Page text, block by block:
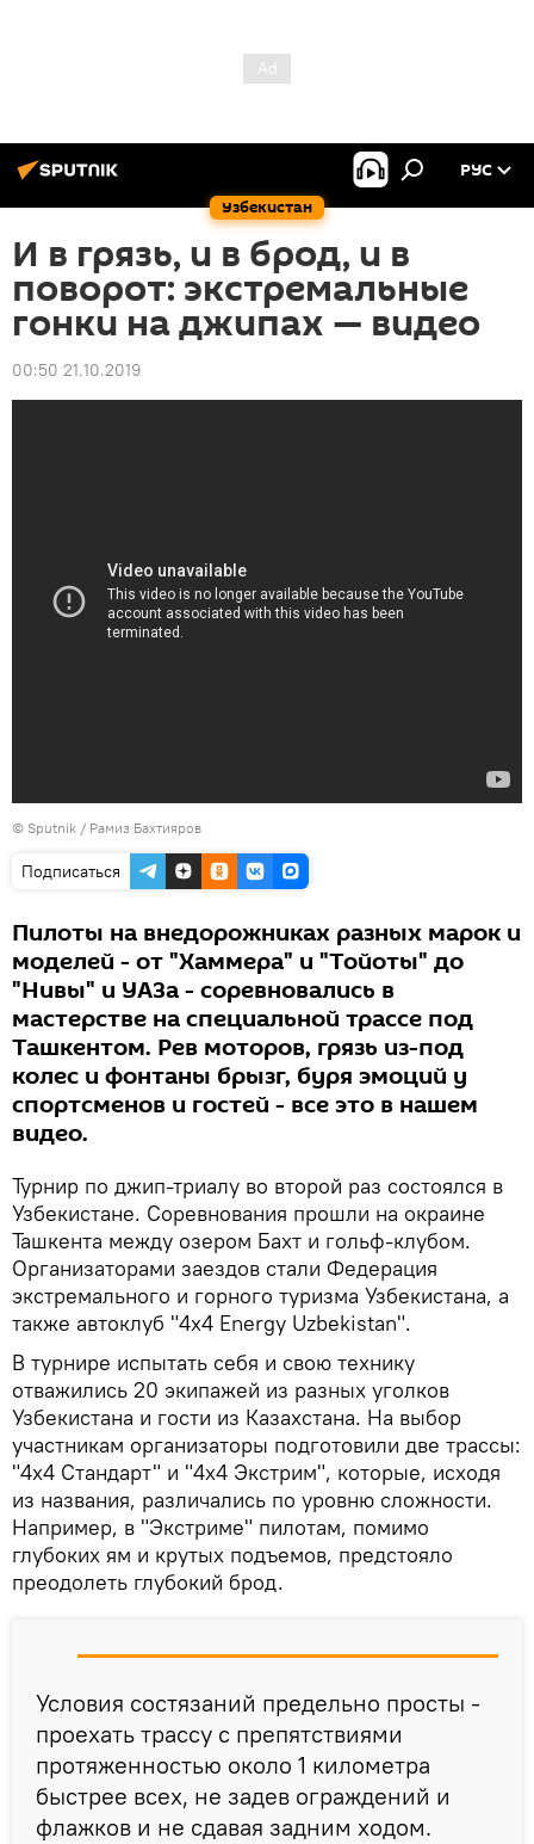
Узбекистан
РУС
И в грязь, и в брод, и в
поворот: экстремальные
гонки на джипах — видео
00:50 21.10.2019
© Sputnik / Рамиз Бахтияров
Подписаться
Пилоты на внедорожниках разных марок и
моделей - от "Хаммера" и "Тойоты" до
"Нивы" и УАЗа - соревновались в
мастерстве на специальной трассе под
Ташкентом. Рев моторов, грязь из-под
колес и фонтаны брызг, буря эмоций у
спортсменов и гостей - все это в нашем
видео.
Турнир по джип-триалу во второй раз состоялся в
Узбекистане. Соревнования прошли на окраине
Ташкента между озером Бахт и гольф-клубом.
Организаторами заездов стали Федерация
экстремального и горного туризма Узбекистана, а
также автоклуб "4x4 Energy Uzbekistan".
В турнире испытать себя и свою технику
отважились 20 экипажей из разных уголков
Узбекистана и гости из Казахстана. На выбор
участникам организаторы подготовили две трассы:
"4х4 Стандарт" и "4х4 Экстрим", которые, исходя
из названия, различались по уровню сложности.
Например, в "Экстриме" пилотам, помимо
глубоких ям и крутых подъемов, предстояло
преодолеть глубокий брод.
Условия состязаний предельно просты -
проехать трассу с препятствиями
протяженностью около 1 километра
быстрее всех, не задев ограждений и
флажков и не сдавая задним ходом.